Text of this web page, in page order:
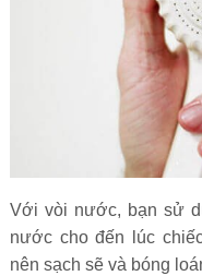
Với vòi nước, bạn sử
nước cho đến lúc
nên sạch sẽ và bóng